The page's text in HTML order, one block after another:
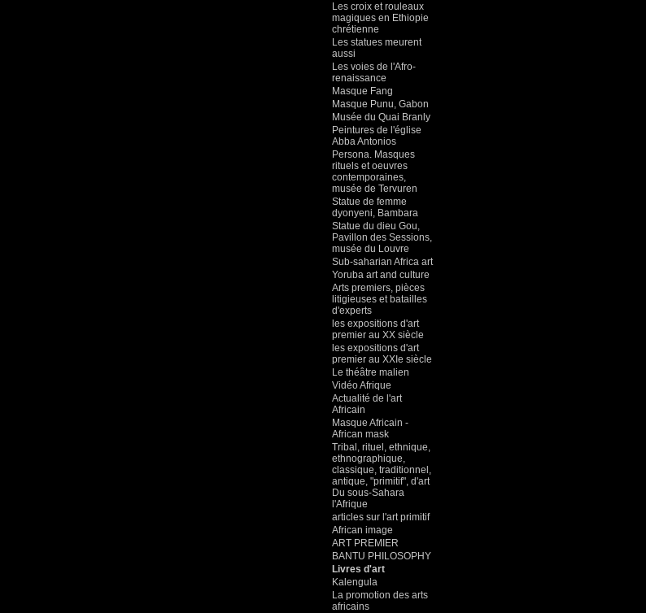
Les croix et rouleaux
magiques en Ethiopie
chrétienne
Les statues meurent
aussi
Les voies de l'Afro-
renaissance
Masque Fang
Masque Punu, Gabon
Musée du Quai Branly
Peintures de l'église
Abba Antonios
Persona. Masques
rituels et oeuvres
contemporaines,
musée de Tervuren
Statue de femme
dyonyeni, Bambara
Statue du dieu Gou,
Pavillon des Sessions,
musée du Louvre
Sub-saharian Africa art
Yoruba art and culture
Arts premiers, pièces
litigieuses et batailles
d'experts
les expositions d'art
premier au XX siècle
les expositions d'art
premier au XXIe siècle
Le théâtre malien
Vidéo Afrique
Actualité de l'art
Africain
Masque Africain -
African mask
Tribal, rituel, ethnique,
ethnographique,
classique, traditionnel,
antique, "primitif", d'art
Du sous-Sahara
l'Afrique
articles sur l'art primitif
African image
ART PREMIER
BANTU PHILOSOPHY
Livres d'art
Kalengula
La promotion des arts
africains